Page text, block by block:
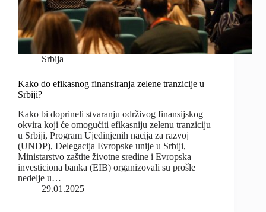
Srbija
Kako do efikasnog finansiranja zelene tranzicije u
Srbiji?
Kako bi doprineli stvaranju održivog finansijskog
okvira koji će omogućiti efikasniju zelenu tranziciju
u Srbiji, Program Ujedinjenih nacija za razvoj
(UNDP), Delegacija Evropske unije u Srbiji,
Ministarstvo zaštite životne sredine i Evropska
investiciona banka (EIB) organizovali su prošle
nedelje u…
29.01.2025